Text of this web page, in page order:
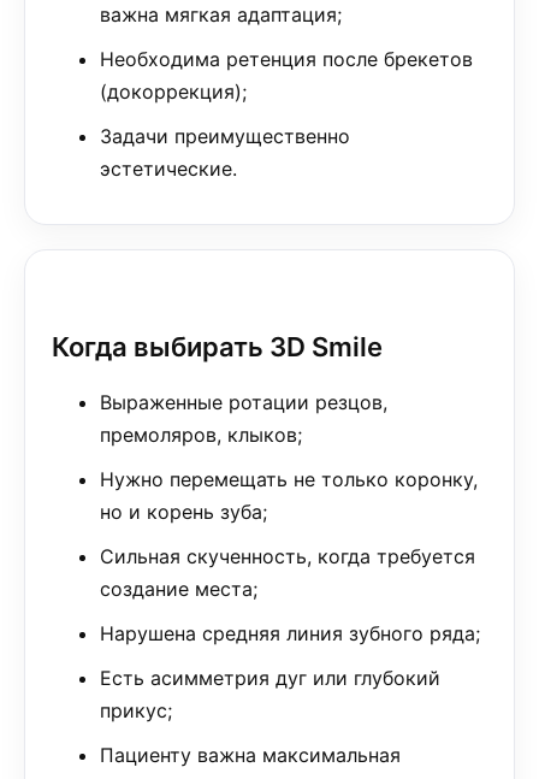
важна мягкая адаптация;
Необходима ретенция после брекетов
(докоррекция);
Задачи преимущественно
эстетические.
Когда выбирать 3D Smile
Выраженные ротации резцов,
премоляров, клыков;
Нужно перемещать не только коронку,
но и корень зуба;
Сильная скученность, когда требуется
создание места;
Нарушена средняя линия зубного ряда;
Есть асимметрия дуг или глубокий
прикус;
Пациенту важна максимальная